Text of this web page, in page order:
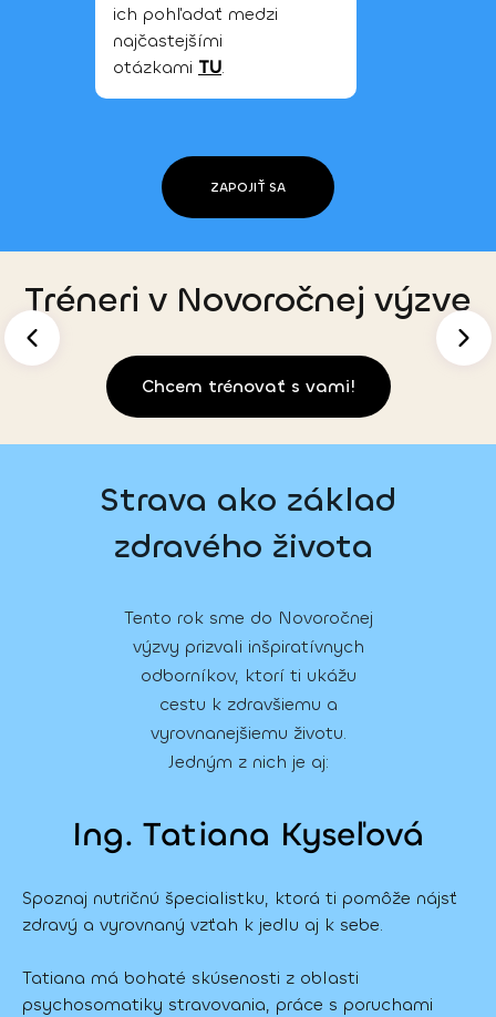
ich pohľadať medzi
najčastejšími
otázkami TU.
ZAPOJIŤ SA
Tréneri v Novoročnej výzve
Chcem trénovať s vami!
Strava ako základ
zdravého života
Tento rok sme do Novoročnej
výzvy prizvali inšpiratívnych
odborníkov, ktorí ti ukážu
cestu k zdravšiemu a
vyrovnanejšiemu životu.
Jedným z nich je aj:
Ing. Tatiana Kyseľová
Spoznaj nutričnú špecialistku, ktorá ti pomôže nájsť
zdravý a vyrovnaný vzťah k jedlu aj k sebe.
Tatiana má bohaté skúsenosti z oblasti
psychosomatiky stravovania, práce s poruchami